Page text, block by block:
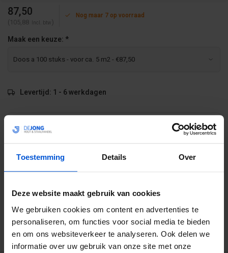
Toestemming Details Over
Deze website maakt gebruik van cookies
We gebruiken cookies om content en advertenties te
personaliseren, om functies voor social media te bieden
en om ons websiteverkeer te analyseren. Ook delen we
informatie over uw gebruik van onze site met onze
87,50
(105,88 Incl. btw )
Nog maar 7 op voorraad
Maak een keuze: *
Levertijd: 1 - 6 werkdagen
5
10
-10%
Betrouwbare levering met tijdsindicatie
Ruime voorraad in kwalitatieve producten
Afhalen (in Rhenen) mogelijk